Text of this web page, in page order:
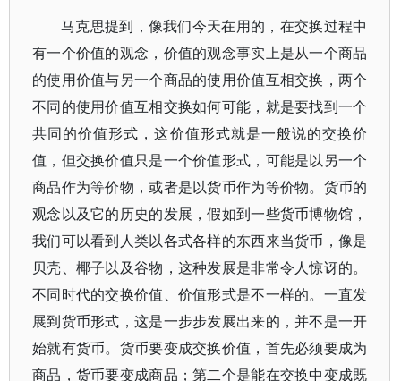
马克思提到，像我们今天在用的，在交换过程中
有一个价值的观念，价值的观念事实上是从一个商品
的使用价值与另一个商品的使用价值互相交换，两个
不同的使用价值互相交换如何可能，就是要找到一个
共同的价值形式，这价值形式就是一般说的交换价
值，但交换价值只是一个价值形式，可能是以另一个
商品作为等价物，或者是以货币作为等价物。货币的
观念以及它的历史的发展，假如到一些货币博物馆，
我们可以看到人类以各式各样的东西来当货币，像是
贝壳、椰子以及谷物，这种发展是非常令人惊讶的。
不同时代的交换价值、价值形式是不一样的。一直发
展到货币形式，这是一步步发展出来的，并不是一开
始就有货币。货币要变成交换价值，首先必须要成为
商品，货币要变成商品；第二个是能在交换中变成既